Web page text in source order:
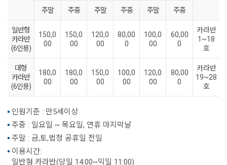
주말
주중 주말 주중 주말 주중
일반형
카라반
(6인용)
150,0
00
150,0
00
120,0
00
80,00
0
100,0
00
60,00
0
카라반
1~18
호
대형
카라반
(6인용)
180,0
00
180,0
00
150,0
00
100,0
00
120,0
00
80,00
0
카라반
19~28
호
인원기준 : 만5세이상
주중 : 일요일 ~ 목요일, 연휴 마지막날
주말 : 금,토,법정 공휴일 전일
이용시간:
일반형 카라반(당일 14:00~익일 11:00)